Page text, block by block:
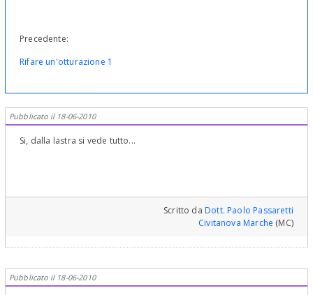
Precedente:
Rifare un'otturazione 1
Pubblicato il 18-06-2010
Si, dalla lastra si vede tutto...
Scritto daDott. Paolo Passaretti
Civitanova Marche (MC)
Pubblicato il 18-06-2010